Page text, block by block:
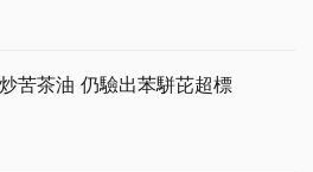
苦茶油 仍驗出苯駢芘超標